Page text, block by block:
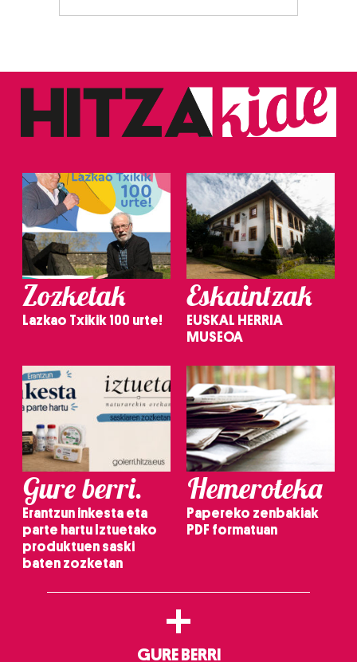
Zozketak
Lazkao Txikik 100 urte!
Eskaintzak
EUSKAL HERRIA
MUSEOA
Gure berri.
Erantzun inkesta eta
parte hartu Iztuetako
produktuen saski
baten zozketan
Hemeroteka
Papereko zenbakiak
PDF formatuan
+
GURE BERRI